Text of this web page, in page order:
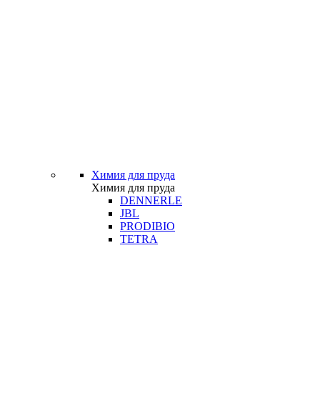
Химия для пруда
Химия для пруда
DENNERLE
JBL
PRODIBIO
TETRA